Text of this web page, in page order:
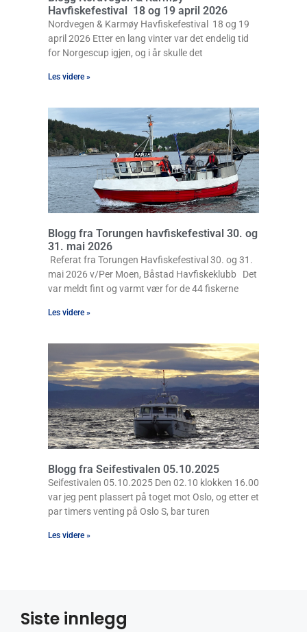
Havfiskefestival 18 og 19 april 2026
Nordvegen & Karmøy Havfiskefestival 18 og 19
april 2026 Etter en lang vinter var det endelig tid
for Norgescup igjen, og i år skulle det
Les videre »
Blogg fra Torungen havfiskefestival 30. og
31. mai 2026
Referat fra Torungen Havfiskefestival 30. og 31.
mai 2026 v/Per Moen, Båstad Havfiskeklubb Det
var meldt fint og varmt vær for de 44 fiskerne
Les videre »
Blogg fra Seifestivalen 05.10.2025
Seifestivalen 05.10.2025 Den 02.10 klokken 16.00
var jeg pent plassert på toget mot Oslo, og etter et
par timers venting på Oslo S, bar turen
Les videre »
Siste innlegg